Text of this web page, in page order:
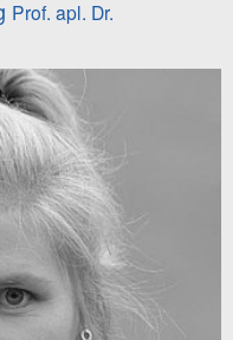
Prof. apl. Dr.